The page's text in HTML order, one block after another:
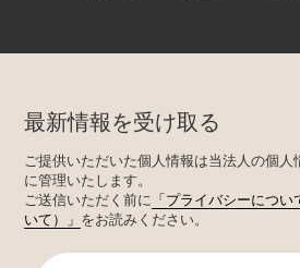
最新情報を受け取る
ご提供いただいた個人情報は当法人の個人
に管理いたします。
ご送信いただく前に
「プライバシーにつ
いて）」 をお読みください。